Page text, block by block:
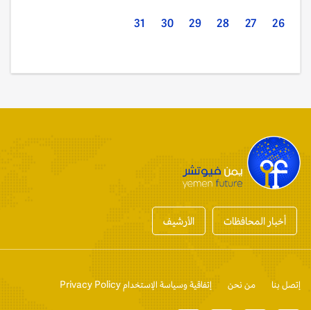
26
27
28
29
30
31
أخبار المحافظات الأرشيف
إتصل بنا من نحن إتفاقية وسياسة الإستخدام Privacy Policy